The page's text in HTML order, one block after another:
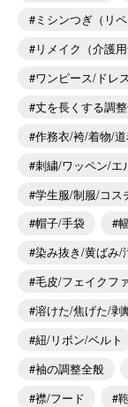
ミシンつぎ（リペ
リメイク（介護用
ワンピース/ドレ
丈を長くする調
作務衣/袴/着物/
刺繍/ワッペン/エ
学生服/制服/コス
帽子/手袋
染み抜き/黄ばみ/
毛皮/フェイクフ
溶けた/焦げた/剥
紐/リボン/ベルト
袖の調整全般
襟/フード